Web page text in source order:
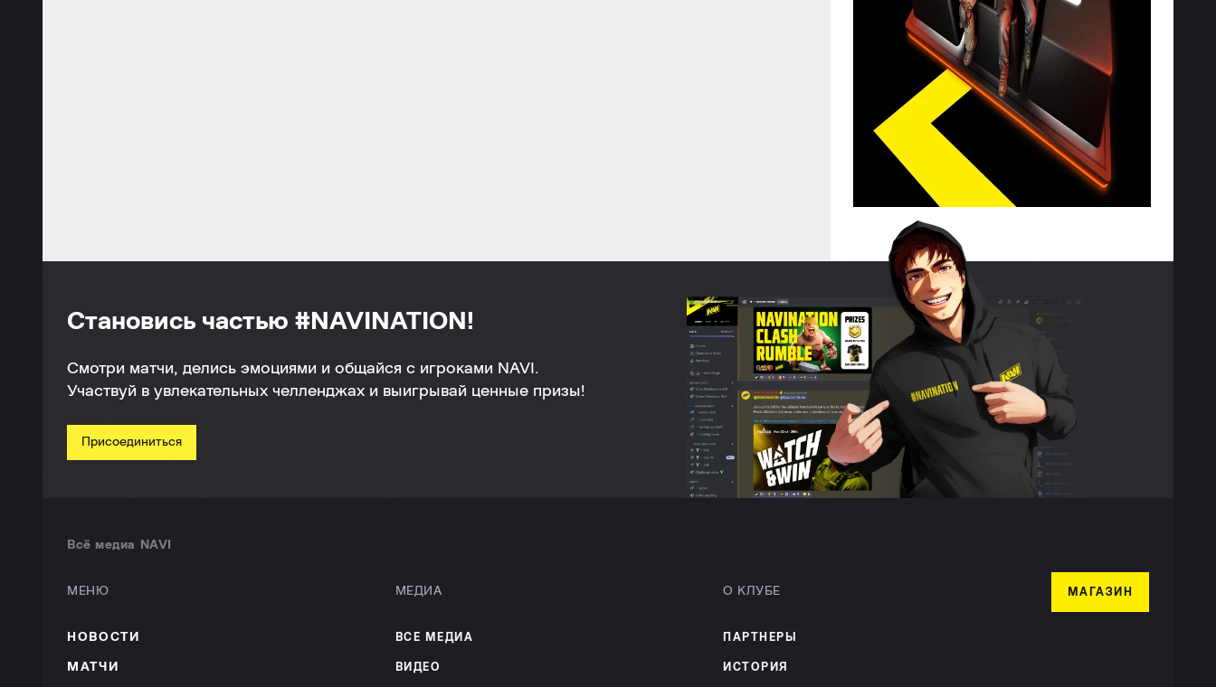
Становись частью #NAVINATION!
Смотри матчи, делись эмоциями и общайся с игроками NAVI.
Участвуй в увлекательных челленджах и выигрывай ценные призы!
Присоединиться
Всё медиа NAVI
МЕНЮ
НОВОСТИ
МАТЧИ
МЕДИА
ВСЕ МЕДИА
ВИДЕО
О КЛУБЕ
ПАРТНЕРЫ
ИСТОРИЯ
МАГАЗИН